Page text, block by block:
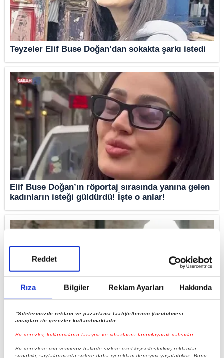
Rıza Bilgiler Reklam Ayarları Hakkında
"Sitelerimizde reklam ve pazarlama faaliyetlerinin yürütülmesi
amaçları ile çerezler kullanılmaktadır.
Bu çerezler, kullanıcıların tarayıcı ve cihazlarını tanımlayarak çalışırlar.
Bu çerezlere izin vermeniz halinde sizlere özel kişiselleştirilmiş reklamlar
sunabilir, sayfalarımızda sizlere daha iyi reklam deneyimi yaşatabiliriz. Bunu
Reddet
Teyzeler Elif Buse Doğan’dan sokakta şarkı istedi
Elif Buse Doğan’ın röportaj sırasında yanına gelen
kadınların isteği güldürdü! İşte o anlar!
Elif Buse Doğan’ın röportaj sırasında yanına gelen
kadınların isteği güldürdü! İşte o anlar!